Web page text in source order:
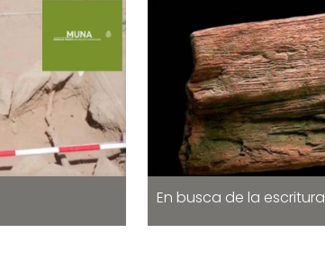
En busca de la escritura